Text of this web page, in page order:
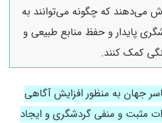
می‌دهند که چگونه می‌توانند به
پایدار و حفظ منابع طبیعی و
کمک کنند.
جهان به منظور افزایش آگاهی
مثبت و منفی گردشگری و ایجاد